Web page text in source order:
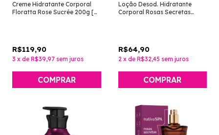
Creme Hidratante Corporal
Floratta Rose Sucrée 200g [O
R$119,90
3 x de R$39,97 sem juros
Loção Desod. Hidratante
Corporal Rosas Secretas
R$64,90
2 x de R$32,45 sem juros